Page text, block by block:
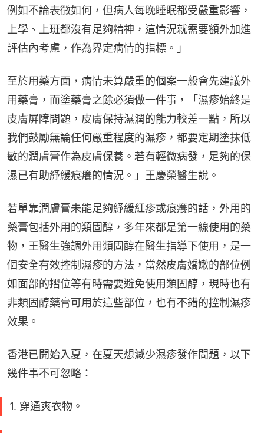
例如不論表徵如何，但病人每晚睡眠都受嚴重影響，
上學、上班都沒有足夠精神，這情況就需要額外加進
評估內考慮，作為界定病情的指標。」
至於用藥方面，病情未算嚴重的個案一般會先建議外
用藥膏，而塗藥膏之餘必須做一件事，「濕疹始終是
皮膚屏障問題，皮膚保持濕潤的能力較差一點，所以
我們鼓勵無論任何嚴重程度的濕疹，都要定期塗抹低
敏的潤膚膏作為皮膚保養。若有輕微病發，足夠的保
濕已有助紓緩痕癢的情況。」王慶榮醫生說。
若單靠潤膚膏未能足夠紓緩紅疹或痕癢的話，外用的
藥膏包括外用的類固醇，多年來都是第一線使用的藥
物，王醫生強調外用類固醇在醫生指導下使用，是一
個安全有效控制濕疹的方法，當然皮膚嬌嫩的部位例
如面部的摺位等有時需要避免使用類固醇，現時也有
非類固醇藥膏可用於這些部位，也有不錯的控制濕疹
效果。
香港已開始入夏，在夏天想減少濕疹發作問題，以下
幾件事不可忽略：
1. 穿通爽衣物。